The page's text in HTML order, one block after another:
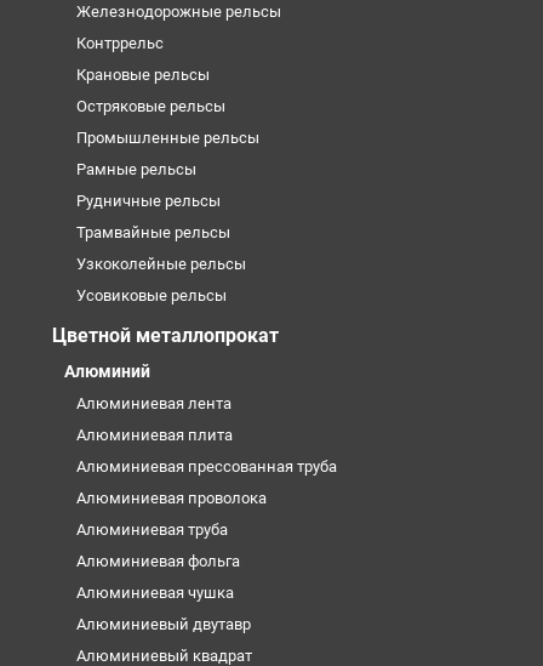
Железнодорожные рельсы
Контррельс
Крановые рельсы
Остряковые рельсы
Промышленные рельсы
Рамные рельсы
Рудничные рельсы
Трамвайные рельсы
Узкоколейные рельсы
Усовиковые рельсы
Цветной металлопрокат
Алюминий
Алюминиевая лента
Алюминиевая плита
Алюминиевая прессованная труба
Алюминиевая проволока
Алюминиевая труба
Алюминиевая фольга
Алюминиевая чушка
Алюминиевый двутавр
Алюминиевый квадрат